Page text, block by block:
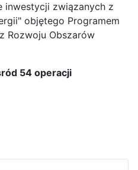
inwestycji związanych z
objętego Programem
Rozwoju Obszarów
54 operacji